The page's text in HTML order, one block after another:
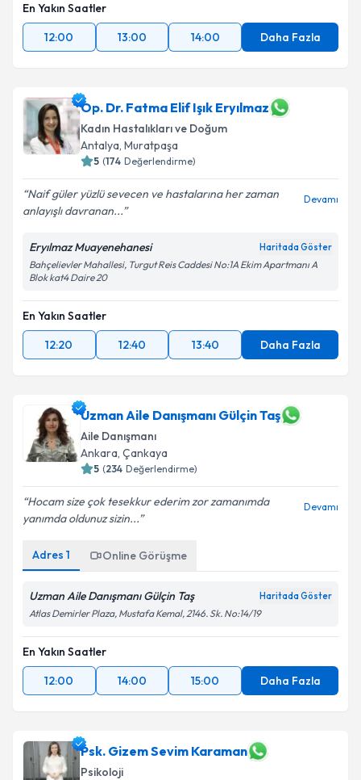
En Yakın Saatler
12:00
13:00 14:00 Daha Fazla
Op. Dr. Fatma Elif Işık Eryılmaz
Kadın Hastalıkları ve Doğum
Antalya, Muratpaşa
5 (174 Değerlendirme)
Naif güler yüzlü sevecen ve hastalarına her zaman
anlayışlı davranan...
Devamı
Eryılmaz Muayenehanesi Haritada Göster
Bahçelievler Mahallesi, Turgut Reis Caddesi No:1A Ekim Apartmanı A
Blok kat4 Daire 20
En Yakın Saatler
12:20
12:40 13:40 Daha Fazla
Uzman Aile Danışmanı Gülçin Taş
Aile Danışmanı
Ankara, Çankaya
5 (234 Değerlendirme)
Hocam size çok tesekkur ederim zor zamanımda
yanımda oldunuz sizin...
Devamı
Adres 1 Online Görüşme
Uzman Aile Danışmanı Gülçin Taş Haritada Göster
Atlas Demirler Plaza, Mustafa Kemal, 2146. Sk. No:14/19
En Yakın Saatler
12:00
14:00 15:00 Daha Fazla
Psk. Gizem Sevim Karaman
Psikoloji